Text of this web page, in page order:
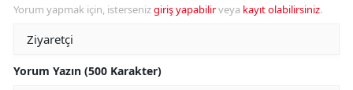
Yorum yapmak için, istersenizgiriş yapabilirveya kayıt olabilirsiniz.
Yorum Yazın (500 Karakter)